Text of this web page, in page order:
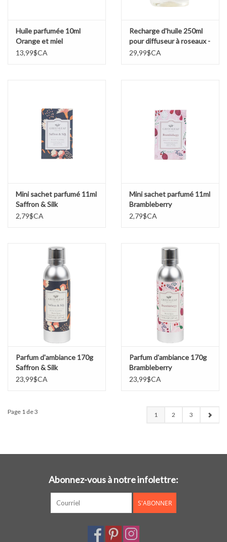
Huile parfumée 10ml
Orange et miel
13,99$CA
Recharge d'huile 250ml
pour diffuseur à roseaux -
Merry Memories
29,99$CA
Mini sachet parfumé 11ml
Saffron & Silk
2,79$CA
Mini sachet parfumé 11ml
Brambleberry
2,79$CA
Parfum d'ambiance 170g
Saffron & Silk
23,99$CA
Parfum d'ambiance 170g
Brambleberry
23,99$CA
Page 1 de 3 1 2 3
Abonnez-vous à notre infolettre:
S'ABONNER